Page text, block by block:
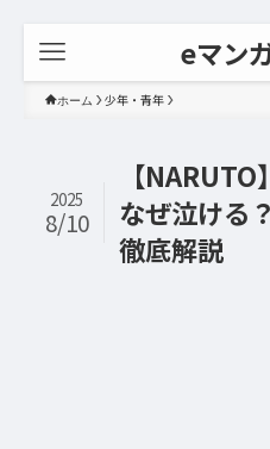
eマン
ホーム 少年・青年
【
なぜ泣ける
徹底解説
2025
8/10